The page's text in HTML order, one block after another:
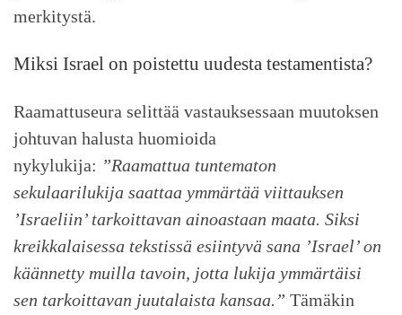
merkitystä.
Miksi Israel on poistettu uudesta testamentista?
Raamattuseura selittää vastauksessaan muutoksen
johtuvan halusta huomioida
nykylukija: ”Raamattua tuntematon
sekulaarilukija saattaa ymmärtää viittauksen
’Israeliin’ tarkoittavan ainoastaan maata. Siksi
kreikkalaisessa tekstissä esiintyvä sana ’Israel’ on
käännetty muilla tavoin, jotta lukija ymmärtäisi
sen tarkoittavan juutalaista kansaa.” Tämäkin